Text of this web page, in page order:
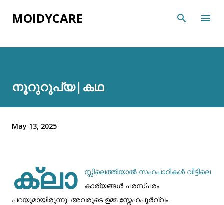
Skip to main content
MOIDYCARE
നൂറുറുപ്യ|കഥ
May 13, 2025
ക്ലാ
സ്സിലെത്തിയാൽ സഹപാഠികൾ വീട്ടിലെ
കാര്യങ്ങൾ പരസ്പരം
പറയുമായിരുന്നു. അവരുടെ ഉമ്മ സ്നേഹപൂർവ്വം